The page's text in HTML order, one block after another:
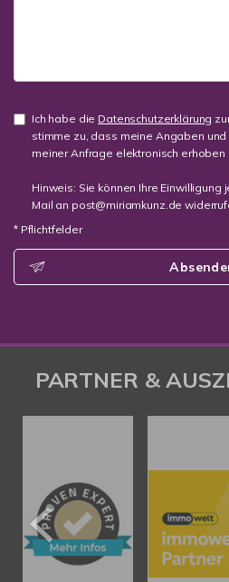
Ich habe die Datenschutzerklärung
stimme zu, dass meine Angaben
meiner Anfrage elektronisch
Hinweis: Sie können Ihre Einwilligung
Mail an post@miriamkunz.de
* Pflichtfelder
PARTNER &